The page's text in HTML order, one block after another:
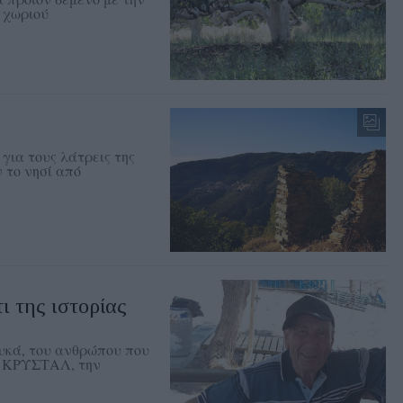
χωριού
τους λάτρεις της
το νησί από
της ιστορίας
του ανθρώπου που
ΚΡΥΣΤΑΛ, την